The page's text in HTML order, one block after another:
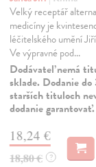
Velký receptář
medicíny je
léčitelského umění
Ve výpravné pod...
Dodávateľ nemá
sklade. Dodanie
starších tituloch
dodanie garantovať.
18,24 €
18,80 € ?